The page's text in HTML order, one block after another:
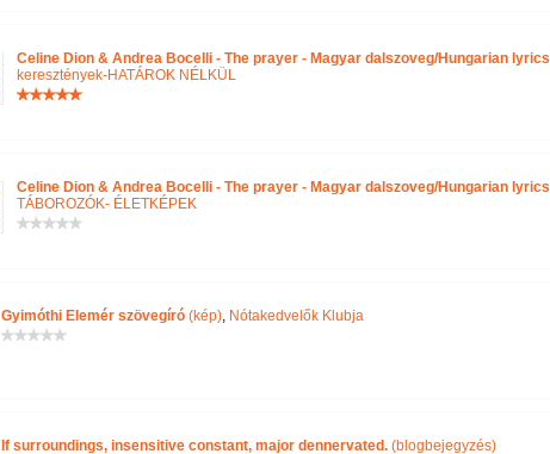
Celine Dion & Andrea Bocelli - The prayer - Magyar dalszoveg/Hungarian lyrics
keresztények-HATÁROK NÉLKÜL
Celine Dion & Andrea Bocelli - The prayer - Magyar dalszoveg/Hungarian lyrics
TÁBOROZÓK- ÉLETKÉPEK
Gyimóthi Elemér szövegíró(kép), Nótakedvelők Klubja
If surroundings, insensitive constant, major dennervated. (blogbejegyzés)